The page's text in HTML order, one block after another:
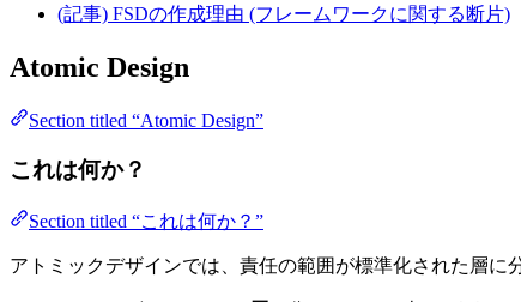
(記事) FSDの作成理由 (フレームワークに関する断片)
Atomic Design
Section titled “Atomic Design”
これは何か？
Section titled “これは何か？”
アトミックデザインでは、責任の範囲が標準化された層に